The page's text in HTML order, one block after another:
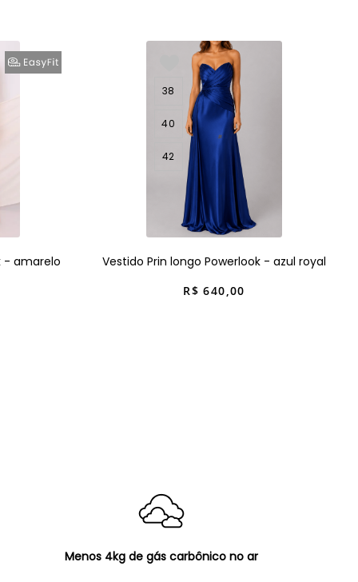
- amarelo
38
40
42
Vestido Prin longo Powerlook - azul royal
R$ 640,00
Menos 4kg de gás carbônico no ar